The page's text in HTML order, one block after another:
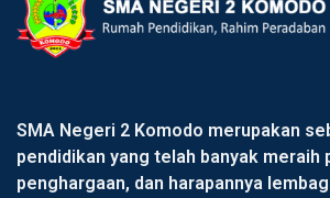
SMA Negeri 2 Komodo merupakan
pendidikan yang telah banyak meraih
penghargaan, dan harapannya